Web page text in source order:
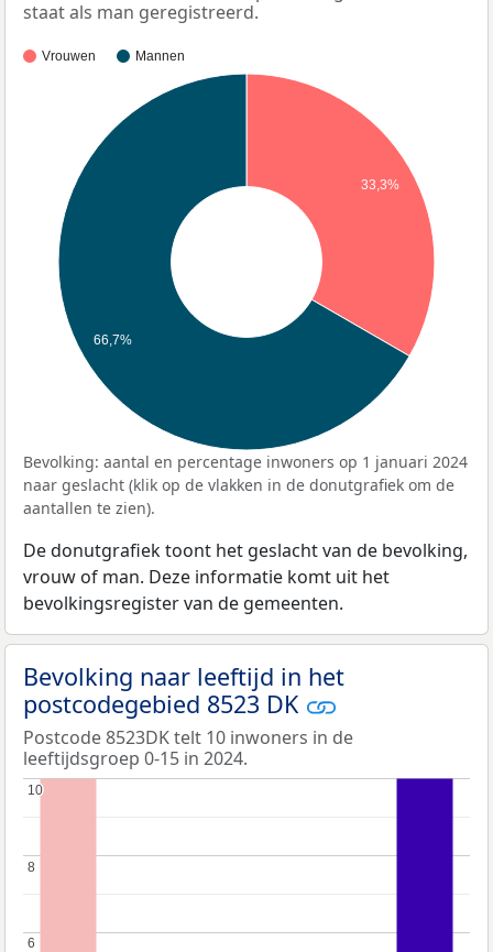
staat als man geregistreerd.
Vrouwen Mannen
33,3%
66,7%
Bevolking: aantal en percentage inwoners op 1 januari 2024
naar geslacht (klik op de vlakken in de donutgrafiek om de
aantallen te zien).
De donutgrafiek toont het geslacht van de bevolking,
vrouw of man. Deze informatie komt uit het
bevolkingsregister van de gemeenten.
Bevolking naar leeftijd in het
postcodegebied 8523 DK
Postcode 8523DK telt 10 inwoners in de
leeftijdsgroep 0-15 in 2024.
6
6
8
8
10
10